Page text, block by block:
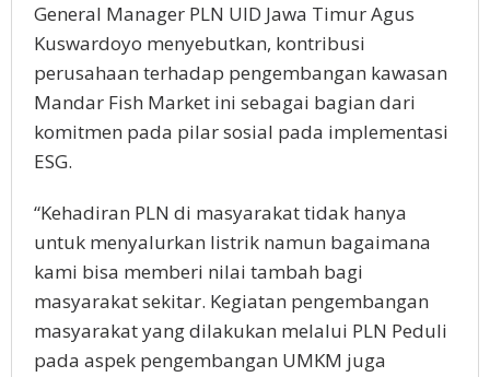
General Manager PLN UID Jawa Timur Agus
Kuswardoyo menyebutkan, kontribusi
perusahaan terhadap pengembangan kawasan
Mandar Fish Market ini sebagai bagian dari
komitmen pada pilar sosial pada implementasi
ESG.
“Kehadiran PLN di masyarakat tidak hanya
untuk menyalurkan listrik namun bagaimana
kami bisa memberi nilai tambah bagi
masyarakat sekitar. Kegiatan pengembangan
masyarakat yang dilakukan melalui PLN Peduli
pada aspek pengembangan UMKM juga